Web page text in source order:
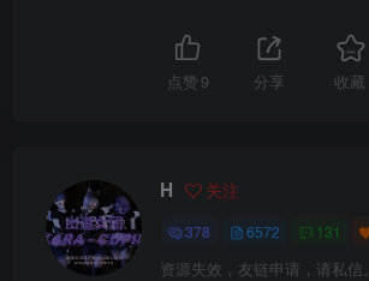
点赞 9 分享 收藏
H 关注
378 6572 131
资源失效，友链申请，请私信。